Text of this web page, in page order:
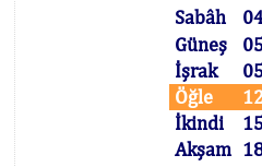
Sabâh
Güneş
İşrak
Öğle
İkindi
Akşam